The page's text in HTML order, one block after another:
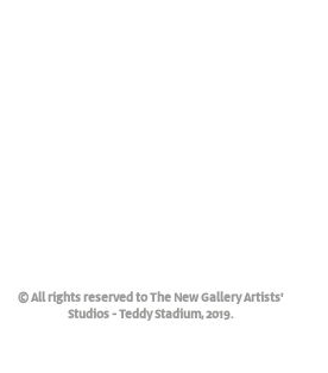
© All rights reserved to The New Gallery Artists'
Studios - Teddy Stadium, 2019.